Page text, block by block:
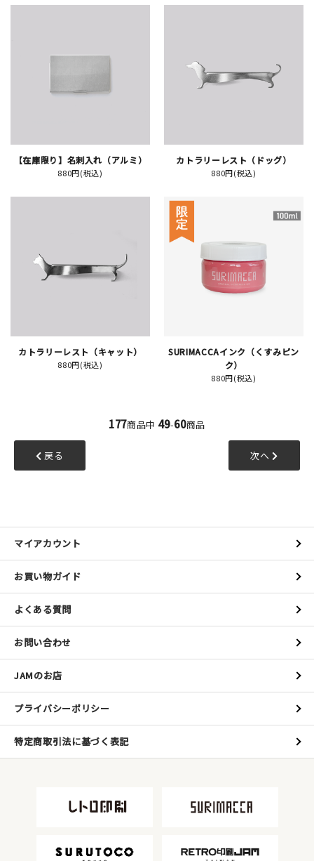
ログイン
よくある質問
お問い合わせ
【在庫限り】名刺入れ（アルミ）
880円(税込)
カトラリーレスト（ドッグ）
880円(税込)
カトラリーレスト（キャット）
880円(税込)
SURIMACCAインク（くすみピン
ク）
880円(税込)
177商品中 49-60商品
戻る 次へ
マイアカウント
お買い物ガイド
よくある質問
お問い合わせ
JAMのお店
プライバシーポリシー
特定商取引法に基づく表記